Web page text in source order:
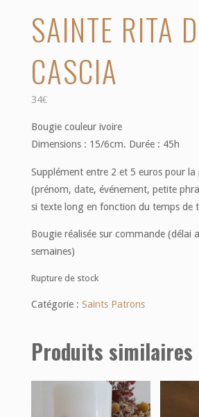
SAINTE RITA
CASCIA
34€
Bougie couleur ivoire
Dimensions : 15/6cm. Durée : 45h
Supplément entre 2 et 5 euros pour la
(prénom, date, événement, petite
si texte long en fonction du temps de
Bougie réalisée sur commande (délai
semaines)
Rupture de stock
Catégorie : Saints Patrons
Produits similaires